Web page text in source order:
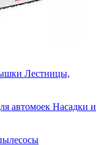
Лестницы,
Насадки и